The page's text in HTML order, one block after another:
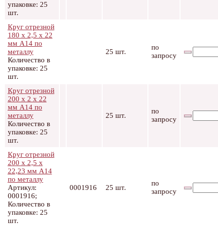
упаковке: 25
шт.
Круг отрезной
180 х 2,5 х 22
мм А14 по
металлу
Количество в
упаковке: 25
шт.
25 шт.
по
запросу
Круг отрезной
200 х 2 х 22
мм А14 по
металлу
Количество в
упаковке: 25
шт.
25 шт.
по
запросу
Круг отрезной
200 х 2,5 х
22,23 мм А14
по металлу
Артикул:
0001916;
Количество в
упаковке: 25
шт.
0001916 25 шт.
по
запросу